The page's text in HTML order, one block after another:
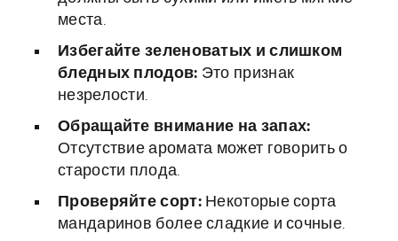
места.
Избегайте зеленоватых и слишком
бледных плодов: Это признак
незрелости.
Обращайте внимание на запах:
Отсутствие аромата может говорить о
старости плода.
Проверяйте сорт:Некоторые сорта
мандаринов более сладкие и сочные.